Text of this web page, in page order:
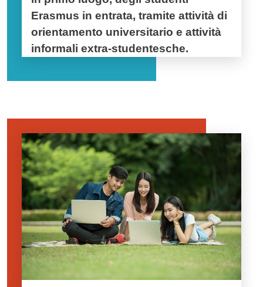
Erasmus in entrata, tramite attività di
orientamento universitario e attività
informali extra-studentesche.
Immagine